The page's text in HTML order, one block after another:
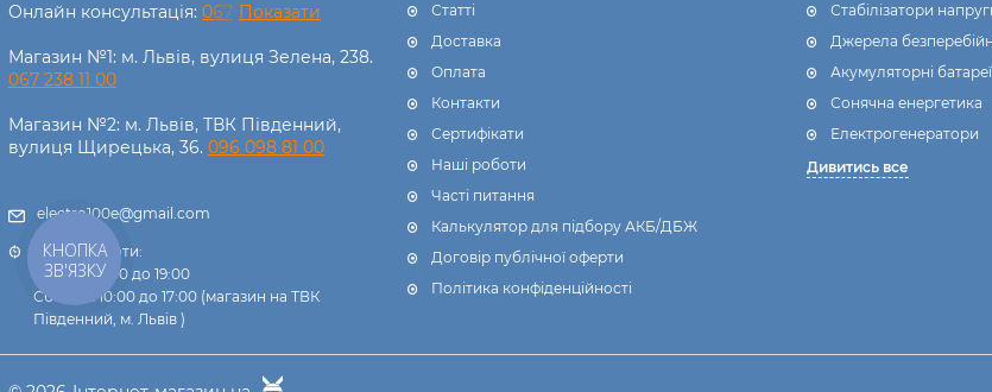
Онлайн консультація: 067 Показати
Магазин №1: м. Львів, вулиця Зелена, 238.
067 238 11 00
Магазин №2: м. Львів, ТВК Південний,
вулиця Щирецька, 36. 096 098 81 00
electro100e@gmail.com
Графік роботи:
Пн-Пт: з 9:00 до 19:00
Сб-Нд: з 10:00 до 17:00 (магазин на ТВК
Південний, м. Львів )
Статті
Доставка
Оплата
Контакти
Сертифікати
Наші роботи
Часті питання
Калькулятор для підбору АКБ/ДБЖ
Договір публічної оферти
Політика конфіденційності
Стабілізатори
Джерела
Акумуляторні батареї
Сонячна енергетика
Електрогенератори
Дивитись все
КНОПКА
ЗВ'ЯЗКУ